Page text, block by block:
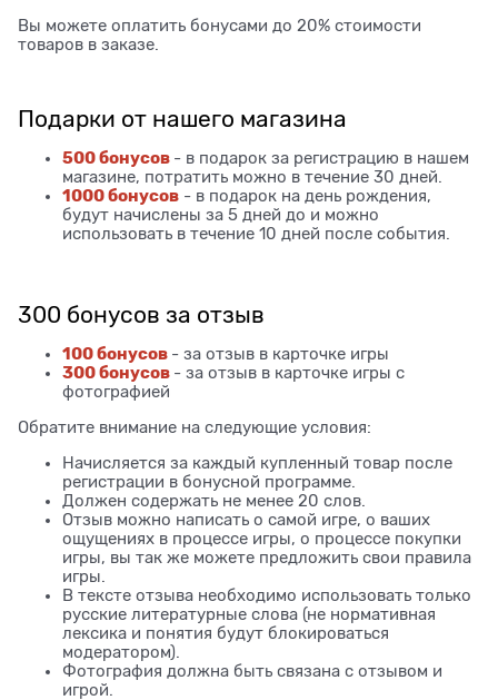
Вы можете оплатить бонусами до 20% стоимости
товаров в заказе.
Подарки от нашего магазина
500 бонусов - в подарок за регистрацию в нашем
магазине, потратить можно в течение 30 дней.
1000 бонусов - в подарок на день рождения,
будут начислены за 5 дней до и можно
использовать в течение 10 дней после события.
300 бонусов за отзыв
100 бонусов - за отзыв в карточке игры
300 бонусов - за отзыв в карточке игры с
фотографией
Обратите внимание на следующие условия:
Начисляется за каждый купленный товар после
регистрации в бонусной программе.
Должен содержать не менее 20 слов.
Отзыв можно написать о самой игре, о ваших
ощущениях в процессе игры, о процессе покупки
игры, вы так же можете предложить свои правила
игры.
В тексте отзыва необходимо использовать только
русские литературные слова (не нормативная
лексика и понятия будут блокироваться
модератором).
Фотография должна быть связана с отзывом и
игрой.